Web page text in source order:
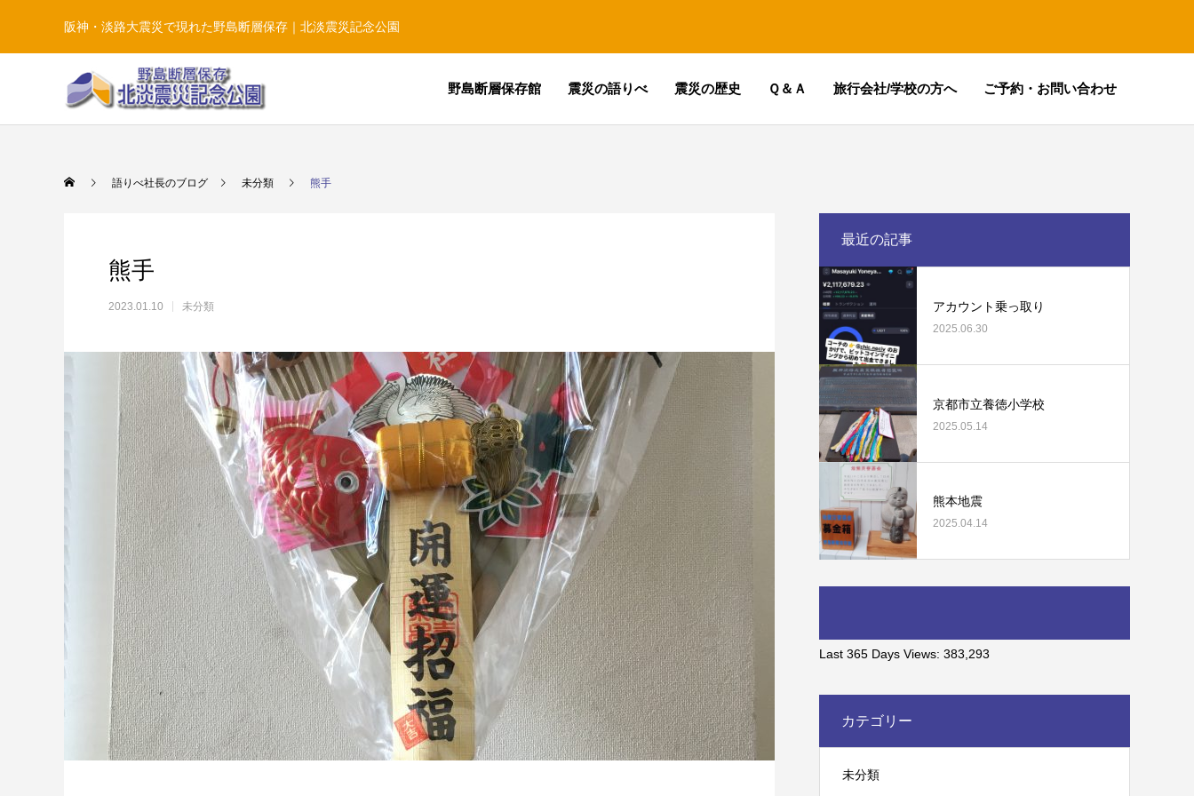
阪神・淡路大震災で現れた野島断層保存｜北淡震災記念公園
野島断層保存館 震災の語りべ 震災の歴史 Ｑ＆Ａ 旅行会社/学校の方へ ご予約・お問い合わせ
語りべ社長のブログ 未分類 熊手
熊手
2023.01.10 未分類
最近の記事
アカウント乗っ取り
2025.06.30
京都市立養徳小学校
2025.05.14
熊本地震
2025.04.14
Last 365 Days Views: 383,293
カテゴリー
未分類